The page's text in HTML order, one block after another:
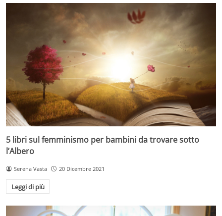
5 libri sul femminismo per bambini da trovare sotto
l’Albero
Serena Vasta 20 Dicembre 2021
Leggi di più